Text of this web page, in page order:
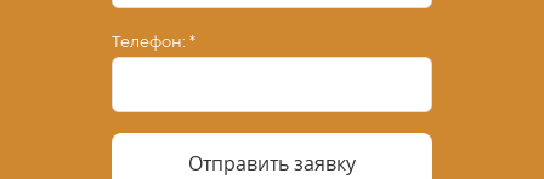
Телефон:
Отправить заявку